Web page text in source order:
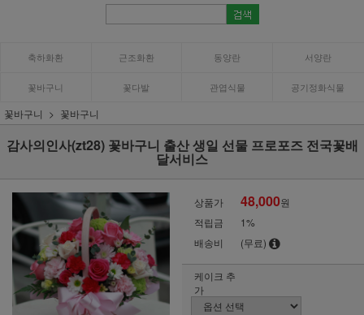
축하화환 근조화환 동양란 서양란
꽃바구니 꽃다발 관엽식물 공기정화식물
꽃바구니 꽃바구니
감사의인사(zt28) 꽃바구니 출산 생일 선물 프로포즈 전국꽃배
달서비스
상품가 48,000원
적립금
1%
배송비
(무료)
케이크 추
가